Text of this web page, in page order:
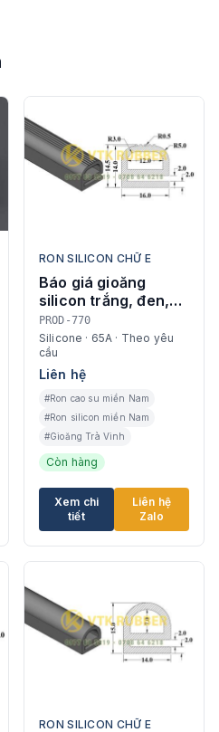
RON SILICON CHỮ E
Báo giá gioăng
silicon trắng, đen,
đỏ chữ E ở Hậu
Giang
PROD-770
Silicone · 65A · Theo yêu
cầu
Liên hệ
#Ron cao su miền Nam
#Ron silicon miền Nam
#Gioăng Trà Vinh
Còn hàng
Xem chi
tiết
Liên hệ
Zalo
RON SILICON CHỮ E